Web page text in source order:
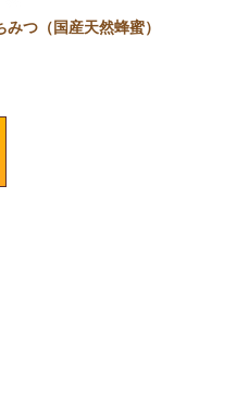
つ（国産天然蜂蜜）